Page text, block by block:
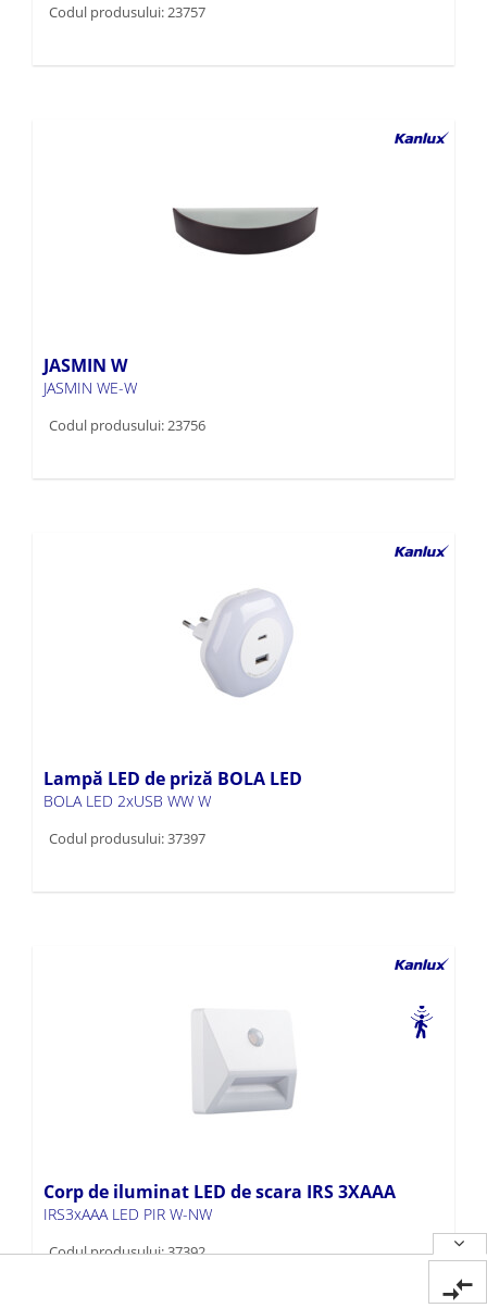
Codul produsului: 23757
JASMIN W
JASMIN WE-W
Codul produsului: 23756
Lampă LED de priză BOLA LED
BOLA LED 2xUSB WW W
Codul produsului: 37397
Corp de iluminat LED de scara IRS 3XAAA
IRS3xAAA LED PIR W-NW
Codul produsului: 37392